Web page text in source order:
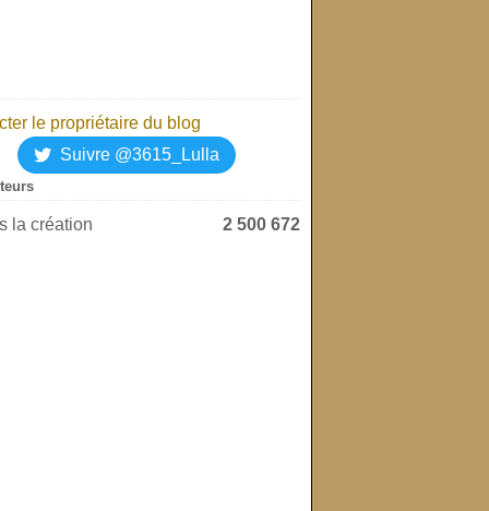
le propriétaire du blog
Suivre @3615_Lulla
la création 2 500 672